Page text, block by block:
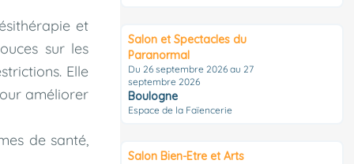
et
sur les
Elle
améliorer
de santé,
Salon et Spectacles du
Paranormal
Du 26 septembre 2026 au 27
septembre 2026
Boulogne
Espace de la Faïencerie
Salon Bien-Etre et Arts